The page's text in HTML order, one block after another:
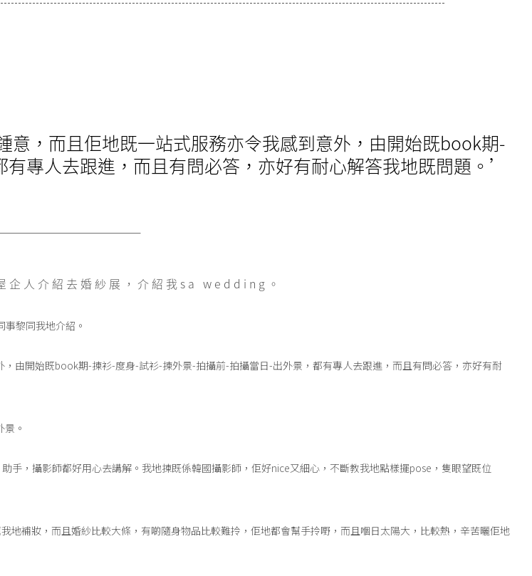
意，而且佢地既一站式服務亦令我感到意外，由開始既book期-
專人去跟進，而且有問必答，亦好有耐心解答我地既問題。’
企人介紹去婚紗展，介紹我sa wedding。
黎同我地介紹。
由開始既book期-揀衫-度身-試衫-揀外景-拍攝前-拍攝當日-出外景，都有專人去跟進，而且有問必答，亦好有耐
。
，攝影師都好用心去講解。我地揀既係韓國攝影師，佢好nice又細心，不斷教我地點樣擺pose，隻眼望既位
補妝，而且婚紗比較大條，有啲隨身物品比較難拎，佢地都會幫手拎嘢，而且嗰日太陽大，比較熱，辛苦曬佢地